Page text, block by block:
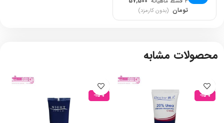
تومان (بدون کارمزد)
محصولات مشابه
-15%
-15%